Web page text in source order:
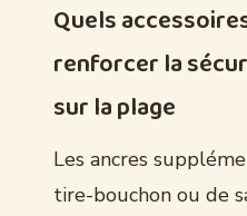
Quels
renforcer la
sur la plage
Les ancres
tire-bouchon ou de